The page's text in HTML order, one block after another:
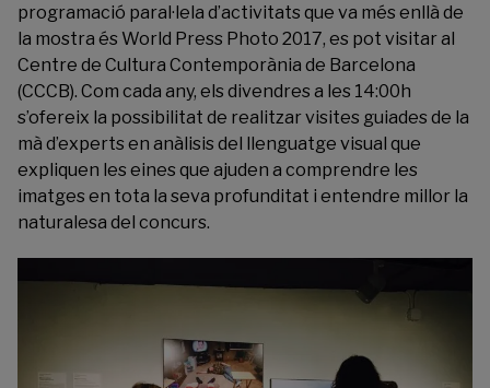
programació paral·lela d’activitats que va més enllà de
la mostra és World Press Photo 2017, es pot visitar al
Centre de Cultura Contemporània de Barcelona
(CCCB). Com cada any, els divendres a les 14:00h
s’ofereix la possibilitat de realitzar visites guiades de la
mà d’experts en anàlisis del llenguatge visual que
expliquen les eines que ajuden a comprendre les
imatges en tota la seva profunditat i entendre millor la
naturalesa del concurs.